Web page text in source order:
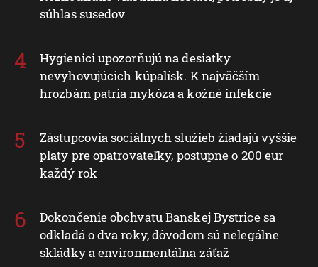
súhlas susedov
Hygienici upozorňujú na desiatky
nevyhovujúcich kúpalísk. K najväčším
hrozbám patria mykóza a kožné infekcie
Zástupcovia sociálnych služieb žiadajú vyššie
platy pre opatrovateľky, postupne o 200 eur
každý rok
Dokončenie obchvatu Banskej Bystrice sa
odkladá o dva roky, dôvodom sú nelegálne
skládky a environmentálna záťaž